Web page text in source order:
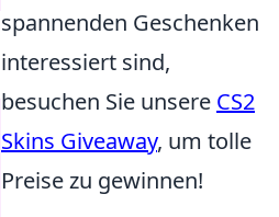
spannenden Geschenken
interessiert sind,
besuchen Sie unsere CS2
Skins Giveaway, um tolle
Preise zu gewinnen!